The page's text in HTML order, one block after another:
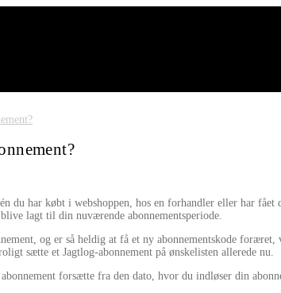
du har købt i webshoppen, hos en forhandler eller har fået
lagt til din nuværende abonnementsperiode.
og er så heldig at få et ny abonnementskode
sætte et Jagtlog-abonnement på ønskelisten allerede nu.
forsætte fra den dato, hvor du indløser din